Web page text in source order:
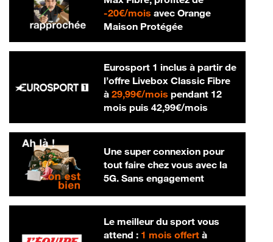
-20€/mois20 € par mois
avec Orange
Maison Protégée
Eurosport 1 inclus à partir de
l’offre Livebox Classic Fibre
à 29,99€/mois29,99 € par mois
pendant 12
mois puis 42,99€/mois42,99 € par
Une super connexion pour
tout faire chez vous avec la
5G. Sans engagement
Le meilleur du sport vous
attend : 1 mois offertà